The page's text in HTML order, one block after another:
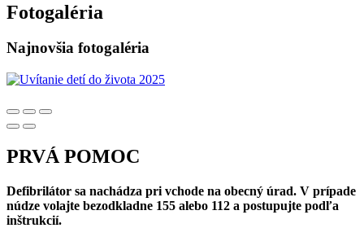
Fotogaléria
Najnovšia fotogaléria
PRVÁ POMOC
Defibrilátor sa nachádza pri vchode na obecný úrad. V prípade
núdze volajte bezodkladne 155 alebo 112 a postupujte podľa
inštrukcií.